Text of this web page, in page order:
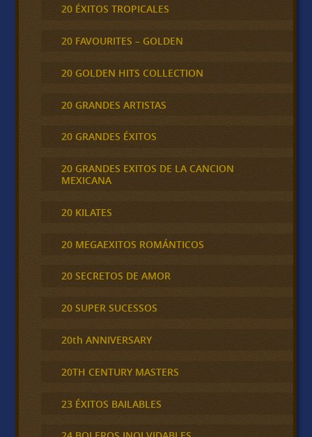
20 ÉXITOS TROPICALES
20 FAVOURITES – GOLDEN
20 GOLDEN HITS COLLECTION
20 GRANDES ARTISTAS
20 GRANDES ÉXITOS
20 GRANDES EXITOS DE LA CANCION
MEXICANA
20 KILATES
20 MEGAEXITOS ROMÁNTICOS
20 SECRETOS DE AMOR
20 SUPER SUCESSOS
20th ANNIVERSARY
20TH CENTURY MASTERS
23 ÉXITOS BAILABLES